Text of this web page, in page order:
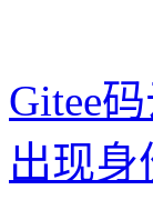
Gitee
出现